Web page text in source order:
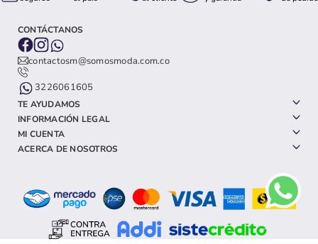
CONTÁCTANOS
contactosm@somosmoda.com.co
3226061605
TE AYUDAMOS
INFORMACIÓN LEGAL
MI CUENTA
ACERCA DE NOSOTROS